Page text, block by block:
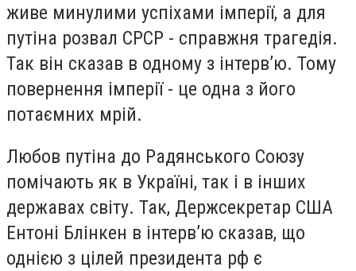
живе минулими успіхами імперії, а для
путіна розвал СРСР - справжня трагедія.
Так він сказав в одному з інтерв’ю. Тому
повернення імперії - це одна з його
потаємних мрій.
Любов путіна до Радянського Союзу
помічають як в Україні, так і в інших
державах світу. Так, Держсекретар США
Ентоні Блінкен в інтерв’ю сказав, що
однією з цілей президента рф є